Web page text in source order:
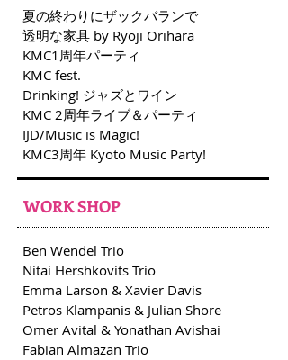
夏の終わりにザックバランで
透明な家具 by Ryoji Orihara
KMC1周年パーティ
KMC fest.
​Drinking! ジャズとワイン
KMC 2周年ライブ＆パーティ
IJD/Music is Magic!
KMC3周年 Kyoto Music Party!
WORK SHOP
Ben Wendel Trio
Nitai Hershkovits Trio
Emma Larson & Xavier Davis
Petros Klampanis & Julian Shore
Omer Avital & Yonathan Avishai
Fabian Almazan Trio